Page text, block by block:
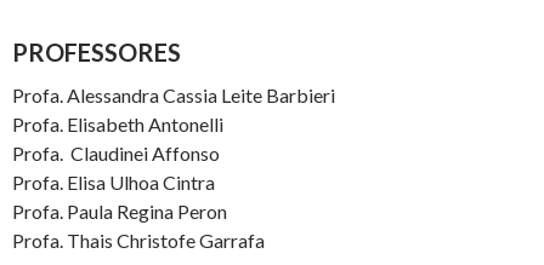
PROFESSORES
Profa. Alessandra Cassia Leite Barbieri
Profa. Elisabeth Antonelli
Profa. Claudinei Affonso
Profa. Elisa Ulhoa Cintra
Profa. Paula Regina Peron
Profa. Thais Christofe Garrafa